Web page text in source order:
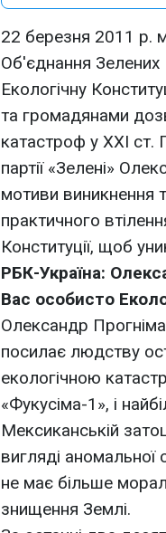
22 березня 2011 р.
Об'єднання Зелених
Екологічну
та громадянами
катастроф у XXI ст.
партії «Зелені»
мотиви виникнення
практичного
Конституції, щоб
РБК-Україна:
Вас особисто
Олександр
посилає людству
екологічною
«Фукусіма-1», і
Мексиканській
вигляді аномальної
не має більше
знищення Землі.